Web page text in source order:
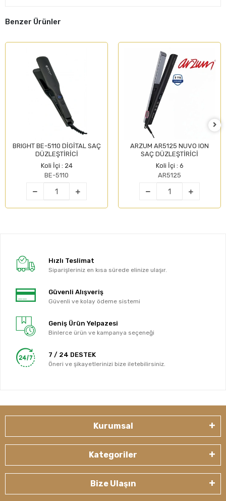
Benzer Ürünler
BRIGHT BE-5110 DİGİTAL SAÇ
DÜZLEŞTİRİCİ
Koli İçi : 24
BE-5110
ARZUM AR5125 NUVO ION
SAÇ DÜZLEŞTİRİCİ
Koli İçi : 6
AR5125
Hızlı Teslimat
Siparişleriniz en kısa sürede elinize ulaşır.
Güvenli Alışveriş
Güvenli ve kolay ödeme sistemi
Geniş Ürün Yelpazesi
Binlerce ürün ve kampanya seçeneği
7 / 24 DESTEK
Öneri ve şikayetlerinizi bize iletebilirsiniz.
Kurumsal
Kategoriler
Bize Ulaşın